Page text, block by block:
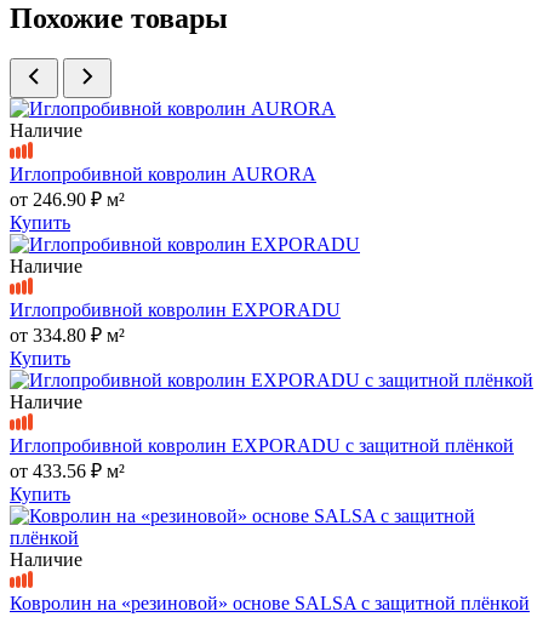
Похожие товары
Наличие
Иглопробивной ковролин AURORA
от 246.90 ₽ м²
Купить
Наличие
Иглопробивной ковролин EXPORADU
от 334.80 ₽ м²
Купить
Наличие
Иглопробивной ковролин EXPORADU с защитной плёнкой
от 433.56 ₽ м²
Купить
Наличие
Ковролин на «резиновой» основе SALSA с защитной плёнкой